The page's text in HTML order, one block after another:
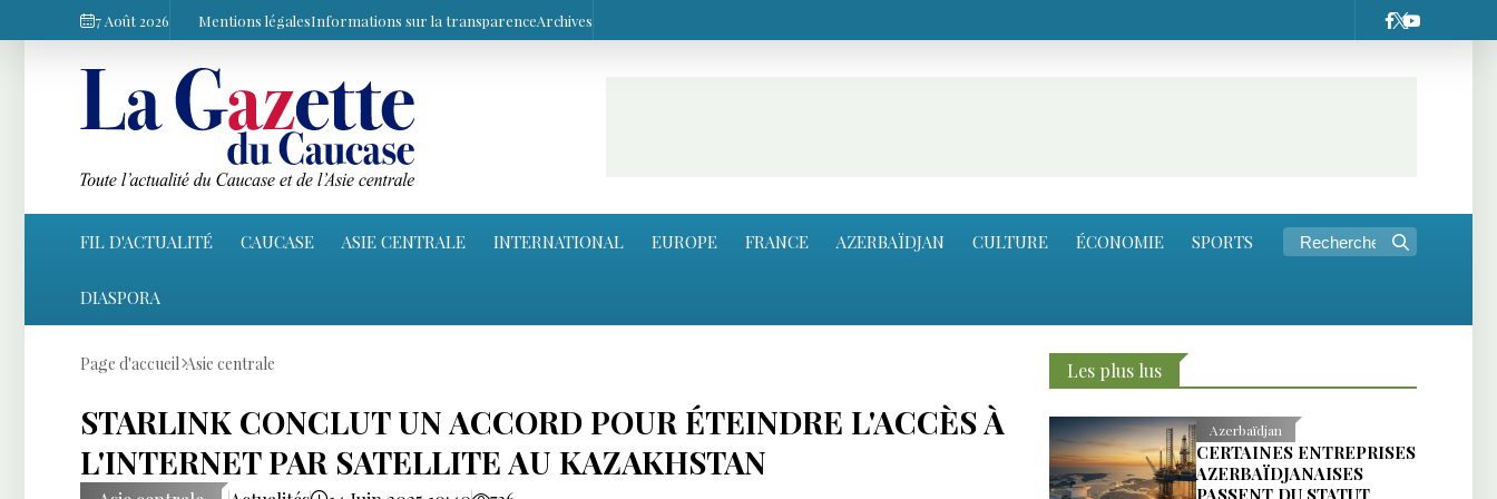
7 Août 2026 Mentions légalesInformations sur la transparenceArchives
FIL D'ACTUALITÉ CAUCASE ASIE CENTRALE INTERNATIONAL EUROPE FRANCE AZERBAÏDJAN CULTURE ÉCONOMIE SPORTS
DIASPORA
Page d'accueil Asie centrale
STARLINK CONCLUT UN ACCORD POUR ÉTEINDRE L'ACCÈS À
L'INTERNET PAR SATELLITE AU KAZAKHSTAN
Les plus lus
Azerbaïdjan
CERTAINES ENTREPRISES
AZERBAÏDJANAISES